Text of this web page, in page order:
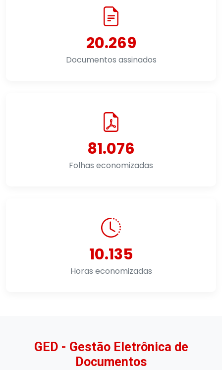
20.269
Documentos assinados
81.076
Folhas economizadas
10.135
Horas economizadas
GED - Gestão Eletrônica de
Documentos